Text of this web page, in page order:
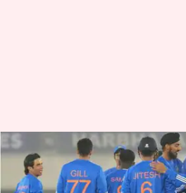
India vs
టీ20.. సిరీస్‌పై